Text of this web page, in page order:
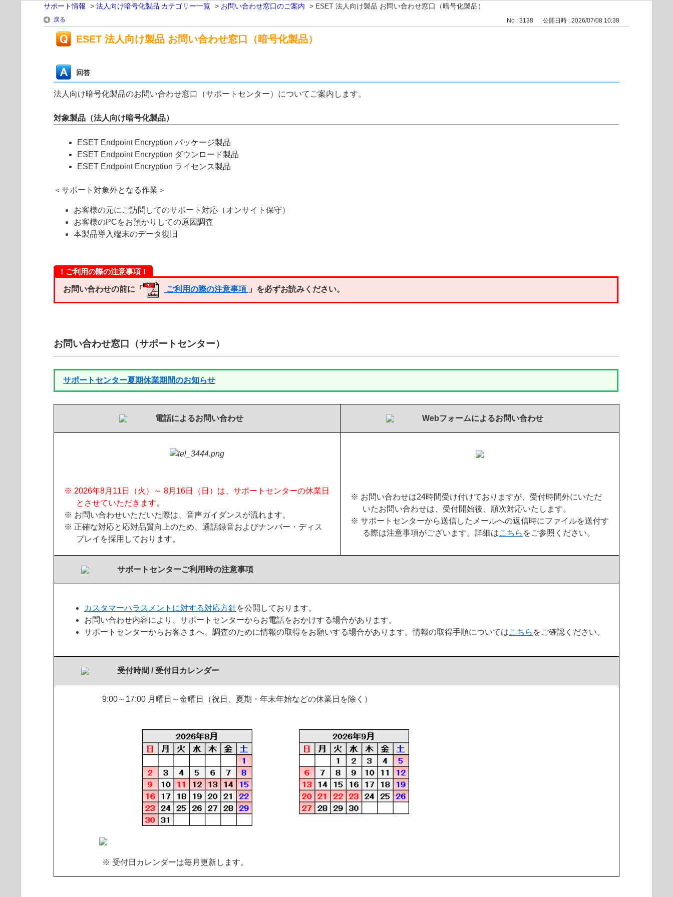
サポート情報 > 法人向け暗号化製品 カテゴリー一覧 > お問い合わせ窓口のご案内 > ESET 法人向け製品 お問い合わせ窓口（暗号化製品）
戻る No : 3138 公開日時 : 2026/07/08 10:38
ESET 法人向け製品 お問い合わせ窓口（暗号化製品）
回答
法人向け暗号化製品のお問い合わせ窓口（サポートセンター）についてご案内します。
対象製品（法人向け暗号化製品）
ESET Endpoint Encryption パッケージ製品
ESET Endpoint Encryption ダウンロード製品
ESET Endpoint Encryption ライセンス製品
＜サポート対象外となる作業＞
お客様の元にご訪問してのサポート対応（オンサイト保守）
お客様のPCをお預かりしての原因調査
本製品導入端末のデータ復旧
！ご利用の際の注意事項！
お問い合わせの前に「 ご利用の際の注意事項 」を必ずお読みください。
お問い合わせ窓口（サポートセンター）
サポートセンター夏期休業期間のお知らせ
電話によるお問い合わせ Webフォームによるお問い合わせ
※ 2026年8月11日（火）～ 8月16日（日）は、サポートセンターの休業日
とさせていただきます。
※ お問い合わせいただいた際は、音声ガイダンスが流れます。
※ 正確な対応と応対品質向上のため、通話録音およびナンバー・ディス
プレイを採用しております。
※ お問い合わせは24時間受け付けておりますが、受付時間外にいただ
いたお問い合わせは、受付開始後、順次対応いたします。
※ サポートセンターから送信したメールへの返信時にファイルを送付す
る際は注意事項がございます。詳細はこちら をご参照ください。
サポートセンターご利用時の注意事項
カスタマーハラスメントに対する対応方針を公開しております。
お問い合わせ内容により、サポートセンターからお電話をおかけする場合があります。
サポートセンターからお客さまへ、調査のために情報の取得をお願いする場合があります。情報の取得手順についてはこちら をご確認ください。
受付時間 / 受付日カレンダー
9:00～17:00 月曜日～金曜日（祝日、夏期・年末年始などの休業日を除く）
※ 受付日カレンダーは毎月更新します。